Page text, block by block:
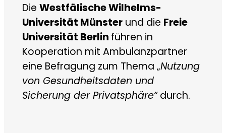
Die Westfälische Wilhelms-
Universität Münsterund die Freie
Universität Berlin führen in
Kooperation mit Ambulanzpartner
eine Befragung zum Thema „Nutzung
von Gesundheitsdaten und
Sicherung der Privatsphäre“durch.